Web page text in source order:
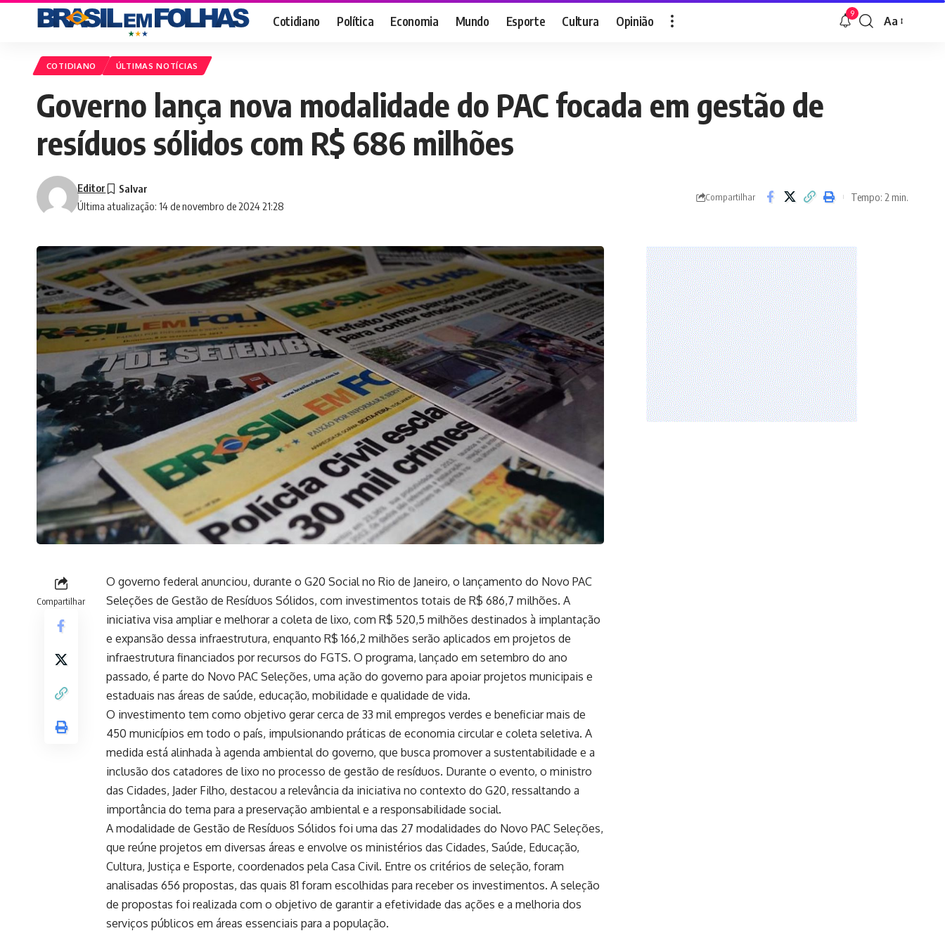
Cotidiano Política Economia Mundo Esporte Cultura Opinião 9
Font
Aa
COTIDIANO ÚLTIMAS NOTÍCIAS
Governo lança nova modalidade do PAC focada em gestão de
resíduos sólidos com R$ 686 milhões
Última atualização: 14 de novembro de 2024 21:28
Editor
Compartilhar Tempo: 2 min.
Compartilhar
O governo federal anunciou, durante o G20 Social no Rio de Janeiro, o lançamento do Novo PAC
Seleções de Gestão de Resíduos Sólidos, com investimentos totais de R$ 686,7 milhões. A
iniciativa visa ampliar e melhorar a coleta de lixo, com R$ 520,5 milhões destinados à implantação
e expansão dessa infraestrutura, enquanto R$ 166,2 milhões serão aplicados em projetos de
infraestrutura financiados por recursos do FGTS. O programa, lançado em setembro do ano
passado, é parte do Novo PAC Seleções, uma ação do governo para apoiar projetos municipais e
estaduais nas áreas de saúde, educação, mobilidade e qualidade de vida.
O investimento tem como objetivo gerar cerca de 33 mil empregos verdes e beneficiar mais de
450 municípios em todo o país, impulsionando práticas de economia circular e coleta seletiva. A
medida está alinhada à agenda ambiental do governo, que busca promover a sustentabilidade e a
inclusão dos catadores de lixo no processo de gestão de resíduos. Durante o evento, o ministro
das Cidades, Jader Filho, destacou a relevância da iniciativa no contexto do G20, ressaltando a
importância do tema para a preservação ambiental e a responsabilidade social.
A modalidade de Gestão de Resíduos Sólidos foi uma das 27 modalidades do Novo PAC Seleções,
que reúne projetos em diversas áreas e envolve os ministérios das Cidades, Saúde, Educação,
Cultura, Justiça e Esporte, coordenados pela Casa Civil. Entre os critérios de seleção, foram
analisadas 656 propostas, das quais 81 foram escolhidas para receber os investimentos. A seleção
de propostas foi realizada com o objetivo de garantir a efetividade das ações e a melhoria dos
serviços públicos em áreas essenciais para a população.